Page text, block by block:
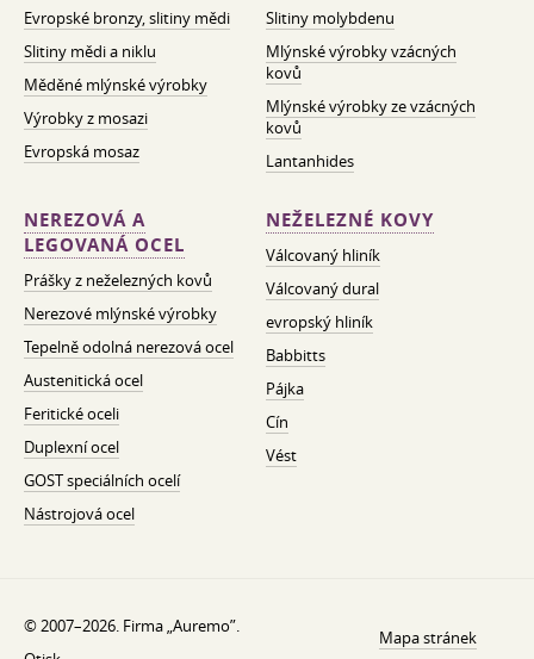
Evropské bronzy, slitiny mědi
Slitiny mědi a niklu
Měděné mlýnské výrobky
Výrobky z mosazi
Evropská mosaz
Slitiny molybdenu
Mlýnské výrobky vzácných
kovů
Mlýnské výrobky ze vzácných
kovů
Lantanhides
NEREZOVÁ A
LEGOVANÁ OCEL
Prášky z neželezných kovů
Nerezové mlýnské výrobky
Tepelně odolná nerezová ocel
Austenitická ocel
Feritické oceli
Duplexní ocel
GOST speciálních ocelí
Nástrojová ocel
NEŽELEZNÉ KOVY
Válcovaný hliník
Válcovaný dural
evropský hliník
Babbitts
Pájka
Cín
Vést
© 2007–2026. Firma „Auremo”.
Mapa stránek